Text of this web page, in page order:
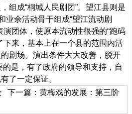
组成“桐城人民剧团”。望江县则是
业余活动骨干组成“望江流动剧
演团体，使原本流动性很强的“跑码
下来，基本上在一个县的范围内活
剧场。演出条件大大改善，脱开
的是，有了政府的领导和支持，自
了一定保证。
下一篇：黄梅戏的发展：第三阶